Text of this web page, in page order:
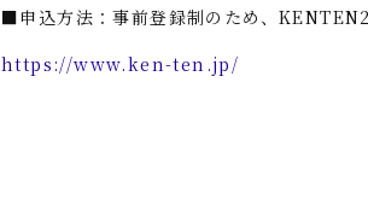
■申込方法：事前登録制のため、
https://www.ken-ten.jp/